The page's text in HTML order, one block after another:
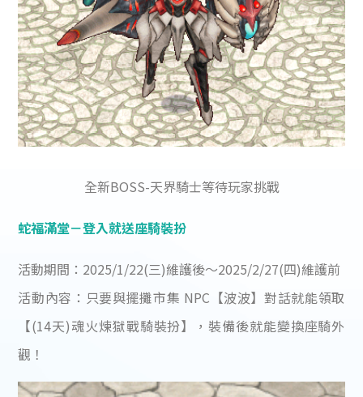
全新BOSS-天界騎士等待玩家挑戰
蛇福滿堂－登入就送座騎裝扮
活動期間：2025/1/22(三)維護後～2025/2/27(四)維護前
活動內容：只要與擺攤市集 NPC【波波】對話就能領取
【(14天)魂火煉獄戰騎裝扮】，裝備後就能變換座騎外
觀！